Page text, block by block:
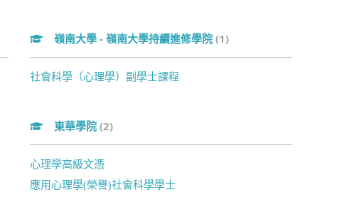
嶺南大學 - 嶺南大學持續進修學院(1)
社會科學（心理學）副學士課程
東華學院(2)
心理學高級文憑
應用心理學(榮譽)社會科學學士